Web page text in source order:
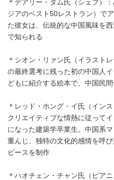
＊デアリー・タム氏（シェフ）
ジアのベスト50レストラン）で
た彼女は、伝統的な中国風味を
で知られる
＊シオン・リァン氏（イラスト
の最終選考に残った初の中国人
どもに紹介する絵本で、中国民
＊レッド・ホング・イ氏（イン
クリエイティブな情熱に従って
になった建築学卒業生。中国系
重んじ、独特の文化的感情を呼
ピースを制作
＊ハオチェン・チャン氏（ピア